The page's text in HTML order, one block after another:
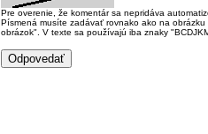
Pre overenie, že komentár sa nepridáva
Písmená musíte zadávať rovnako ako na
obrázok". V texte sa používajú iba znaky